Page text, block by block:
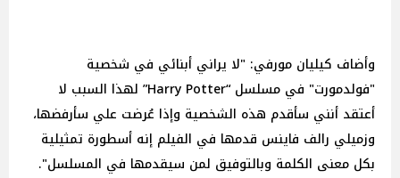
وأضاف كيليان مورفي: "لا يراني أبنائي في شخصية
"فولدمورت" في مسلسل “Harry Potter” لهذا السبب لا
أعتقد أنني سأقدم هذه الشخصية وإذا عُرضت علي سأرفضها،
وزميلي رالف فاينس قدمها في الفيلم إنه أسطورة تمثيلية
بكل معنى الكلمة وبالتوفيق لمن سيقدمها في المسلسل".